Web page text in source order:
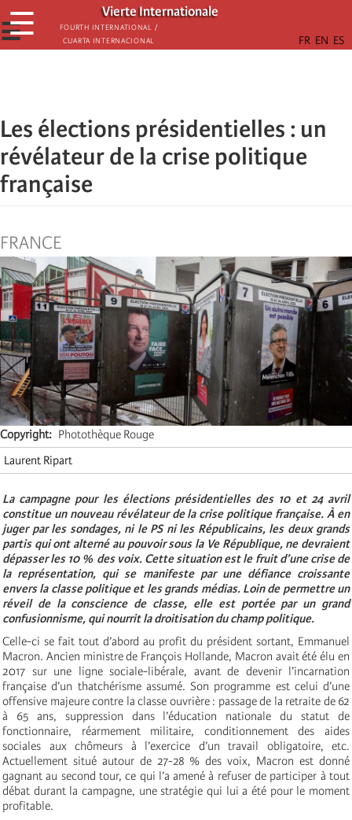
Skip
to
main
Vierte Internationale
Fourth International /
Cuarta Internacional
☰
☰
Les élections présidentielles : un
révélateur de la crise politique
française
FRANCE
Copyright
Photothèque Rouge
Laurent Ripart
La campagne pour les élections présidentielles des 10 et 24 avril
constitue un nouveau révélateur de la crise politique française. À en
juger par les sondages, ni le PS ni les Républicains, les deux grands
partis qui ont alterné au pouvoir sous la Ve République, ne devraient
dépasser les 10 % des voix. Cette situation est le fruit d’une crise de
la représentation, qui se manifeste par une défiance croissante
envers la classe politique et les grands médias. Loin de permettre un
réveil de la conscience de classe, elle est portée par un grand
confusionnisme, qui nourrit la droitisation du champ politique.
Celle-ci se fait tout d’abord au profit du président sortant, Emmanuel
Macron. Ancien ministre de François Hollande, Macron avait été élu en
2017 sur une ligne sociale-libérale, avant de devenir l’incarnation
française d’un thatchérisme assumé. Son programme est celui d’une
offensive majeure contre la classe ouvrière : passage de la retraite de 62
à 65 ans, suppression dans l’éducation nationale du statut de
fonctionnaire, réarmement militaire, conditionnement des aides
sociales aux chômeurs à l’exercice d’un travail obligatoire, etc.
Actuellement situé autour de 27-28 % des voix, Macron est donné
gagnant au second tour, ce qui l’a amené à refuser de participer à tout
débat durant la campagne, une stratégie qui lui a été pour le moment
profitable.